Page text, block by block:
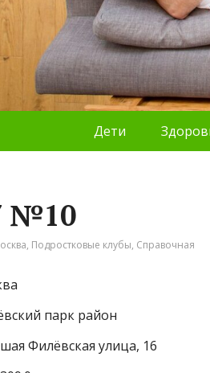
Дети
№10
, Подростковые клубы, Справочная
парк район
Филёвская улица, 16